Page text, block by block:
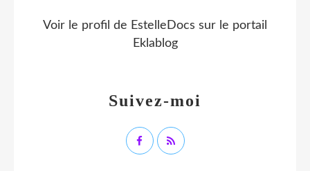
Suivez-moi
Voir le profil de EstelleDocs sur le portail
Eklablog